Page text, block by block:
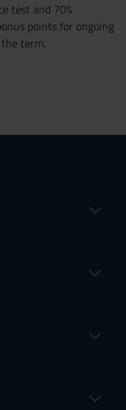
test and 70%
points for ongoing
term.